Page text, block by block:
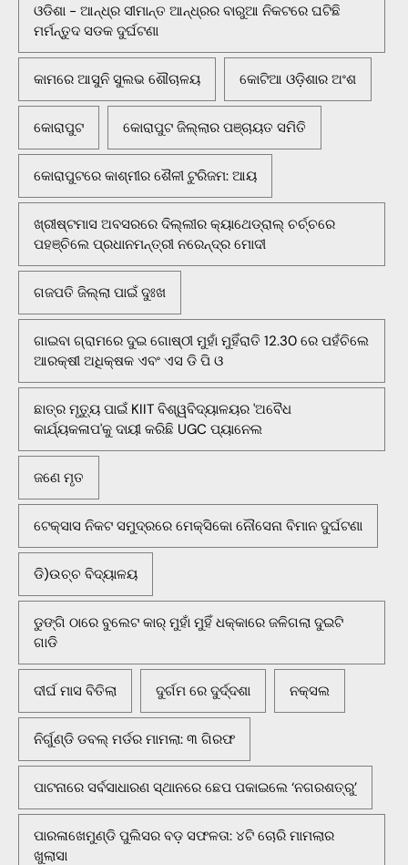
ଓଡିଶା - ଆନ୍ଧ୍ର ସୀମାନ୍ତ ଆନ୍ଧ୍ରର ବାରୁଆ ନିକଟରେ ଘଟିଛି
ମର୍ମନ୍ତୁଦ ସଡକ ଦୁର୍ଘଟଣା
କାମରେ ଆସୁନି ସୁଲଭ ଶୌଚାଳୟ କୋଟିଆ ଓଡ଼ିଶାର ଅଂଶ
କୋରାପୁଟ କୋରାପୁଟ ଜିଲ୍ଲାର ପଞ୍ଚାୟତ ସମିତି
କୋରାପୁଟରେ କାଶ୍ମୀର ଶୈଳୀ ଟୁରିଜମ: ଆୟ
ଖ୍ରୀଷ୍ଟମାସ ଅବସରରେ ଦିଲ୍ଲୀର କ୍ୟାଥେଡ୍ରାଲ୍ ଚର୍ଚ୍ଚରେ
ପହଞ୍ଚିଲେ ପ୍ରଧାନମନ୍ତ୍ରୀ ନରେନ୍ଦ୍ର ମୋଦୀ
ଗଜପତି ଜିଲ୍ଲା ପାଇଁ ଦୁଃଖ
ଗାଇବା ଗ୍ରାମରେ ଦୁଇ ଗୋଷ୍ଠୀ ମୁହାଁ ମୁହିଁରାତି 12.30 ରେ ପହଁଚିଲେ
ଆରକ୍ଷୀ ଅଧିକ୍ଷକ ଏବଂ ଏସ ଡି ପି ଓ
ଛାତ୍ର ମୃତ୍ୟୁ ପାଇଁ KIIT ବିଶ୍ୱବିଦ୍ୟାଳୟର 'ଅବୈଧ
କାର୍ଯ୍ୟକଳାପ'କୁ ଦାୟୀ କରିଛି UGC ପ୍ୟାନେଲ
ଜଣେ ମୃତ
ଟେକ୍ସାସ ନିକଟ ସମୁଦ୍ରରେ ମେକ୍ସିକୋ ନୌସେନା ବିମାନ ଦୁର୍ଘଟଣା
ଡି)ଉଚ୍ଚ ବିଦ୍ୟାଳୟ
ଡୁଙ୍ଗି ଠାରେ ବୁଲେଟ କାର୍ ମୁହାଁ ମୁହିଁ ଧକ୍କାରେ ଜଳିଗଲା ଦୁଇଟି
ଗାଡି
ଦୀର୍ଘ ମାସ ବିତିଲା ଦୁର୍ଗମ ରେ ଦୁର୍ଦ୍ଦଶା ନକ୍ସଲ
ନିର୍ଗୁଣ୍ଡି ଡବଲ୍ ମର୍ଡର ମାମଲା: ୩ ଗିରଫ
ପାଟନାରେ ସର୍ବସାଧାରଣ ସ୍ଥାନରେ ଛେପ ପକାଇଲେ ‘ନଗରଶତ୍ରୁ’
ପାରଳାଖେମୁଣ୍ଡି ପୁଲିସର ବଡ଼ ସଫଳତା: ୪ଟି ଚୋରି ମାମଲାର
ଖୁଲାସା